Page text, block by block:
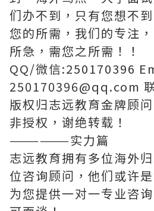
们办不到，只有您想不到
您的所需，我们的专注
所急，需您之所需！！
QQ/微信:250170396
250170396@qq.com
版权归志远教育金牌顾
非授权，谢绝转载！
——————实力篇
志远教育拥有多位海外
位咨询顾问，他们或许
为您提供一对一专业咨